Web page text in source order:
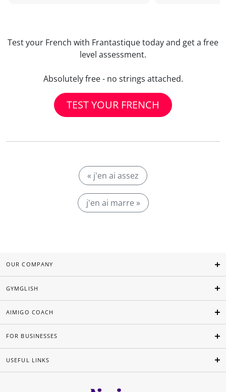
Test your French with Frantastique today and get a free
level assessment.
Absolutely free - no strings attached.
TEST YOUR FRENCH
« j'en ai assez
j'en ai marre »
OUR COMPANY
GYMGLISH
AIMIGO COACH
FOR BUSINESSES
USEFUL LINKS